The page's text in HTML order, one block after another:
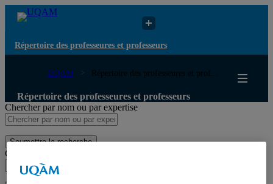
Répertoire des professeures et professeurs
UQAM Répertoire des professeures et prof...
Répertoire des professeures et professeurs
Chercher par nom ou par expertise
Soumettre la recherche
Chercher par nom ou par expertise